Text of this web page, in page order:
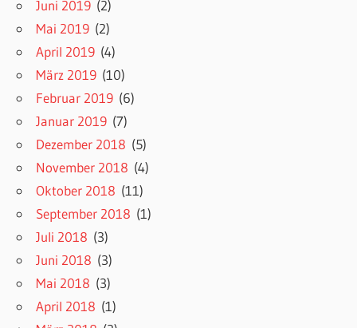
Juni 2019 (2)
Mai 2019 (2)
April 2019 (4)
März 2019 (10)
Februar 2019 (6)
Januar 2019 (7)
Dezember 2018 (5)
November 2018 (4)
Oktober 2018 (11)
September 2018 (1)
Juli 2018 (3)
Juni 2018 (3)
Mai 2018 (3)
April 2018 (1)